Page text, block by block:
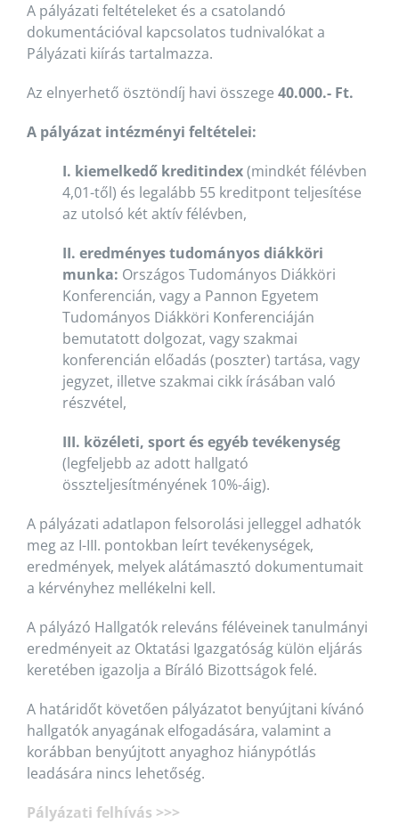
A pályázati feltételeket és a csatolandó
dokumentációval kapcsolatos tudnivalókat a
Pályázati kiírás tartalmazza.
Az elnyerhető ösztöndíj havi összege 40.000.- Ft.
A pályázat intézményi feltételei:
I. kiemelkedő kreditindex(mindkét félévben
4,01-től) és legalább 55 kreditpont teljesítése
az utolsó két aktív félévben,
II. eredményes tudományos diákköri
munka: Országos Tudományos Diákköri
Konferencián, vagy a Pannon Egyetem
Tudományos Diákköri Konferenciáján
bemutatott dolgozat, vagy szakmai
konferencián előadás (poszter) tartása, vagy
jegyzet, illetve szakmai cikk írásában való
részvétel,
III. közéleti, sport és egyéb tevékenység
(legfeljebb az adott hallgató
összteljesítményének 10%-áig).
A pályázati adatlapon felsorolási jelleggel adhatók
meg az I-III. pontokban leírt tevékenységek,
eredmények, melyek alátámasztó dokumentumait
a kérvényhez mellékelni kell.
A pályázó Hallgatók releváns féléveinek tanulmányi
eredményeit az Oktatási Igazgatóság külön eljárás
keretében igazolja a Bíráló Bizottságok felé.
A határidőt követően pályázatot benyújtani kívánó
hallgatók anyagának elfogadására, valamint a
korábban benyújtott anyaghoz hiánypótlás
leadására nincs lehetőség.
Pályázati felhívás >>>